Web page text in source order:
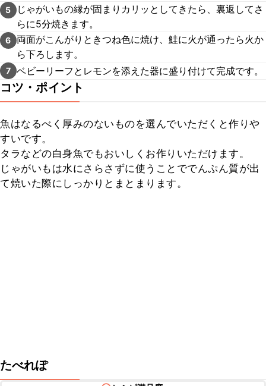
5
じゃがいもの縁が固まりカリッとしてきたら、裏返してさ
らに5分焼きます。
6
両面がこんがりときつね色に焼け、鮭に火が通ったら火か
ら下ろします。
7 ベビーリーフとレモンを添えた器に盛り付けて完成です。
コツ・ポイント
魚はなるべく厚みのないものを選んでいただくと作りや
すいです。
タラなどの白身魚でもおいしくお作りいただけます。
じゃがいもは水にさらさずに使うことででんぷん質が出
て焼いた際にしっかりとまとまります。
たべれぽ